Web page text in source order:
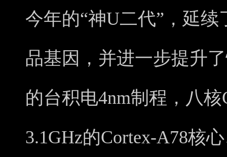
今年的“神U二代”，延
品基因，并进一步提升
的台积电4nm制程，八
3.1GHz的Cortex-A78核